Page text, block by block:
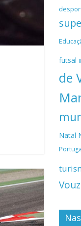
futsal
de
Natal